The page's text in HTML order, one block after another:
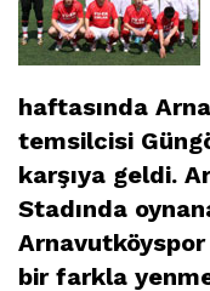
haftasında
temsilcisi
karşıya geldi.
Stadında
Arnavutköyspor
bir farkla